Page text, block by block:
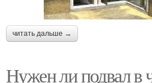
читать дальше →
Нужен ли подвал в